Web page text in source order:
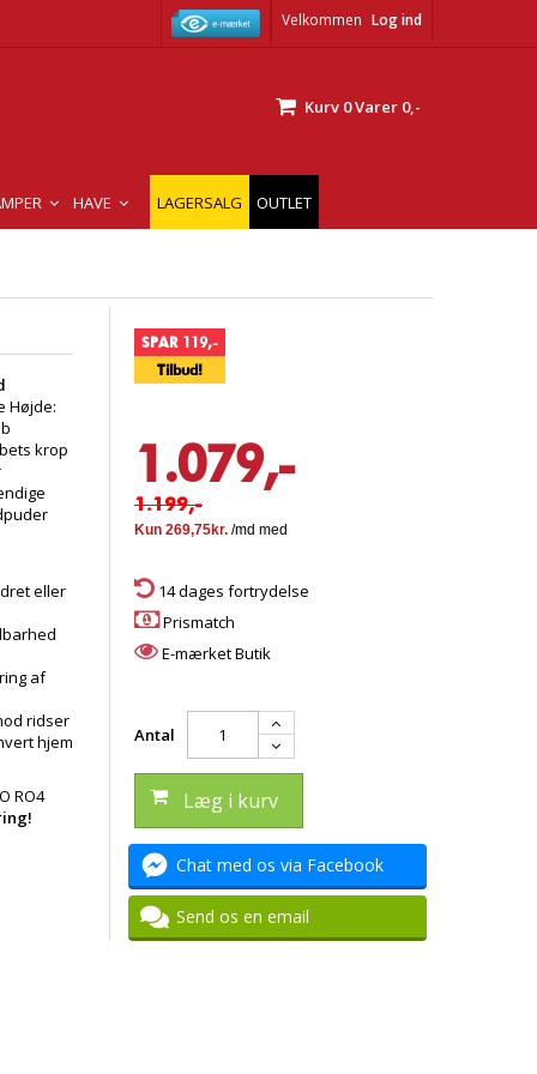
Velkommen Log ind
Kurv 0Varer 0,-
HAVE LAGERSALG OUTLET
Højde:
krop
eller
af
ridser
hjem
RO4
SPAR 119,-
Tilbud!
1.079,-
1.199,-
14 dages fortrydelse
Prismatch
E-mærket Butik
Antal
Læg i kurv
Chat med os via Facebook
Send os en email